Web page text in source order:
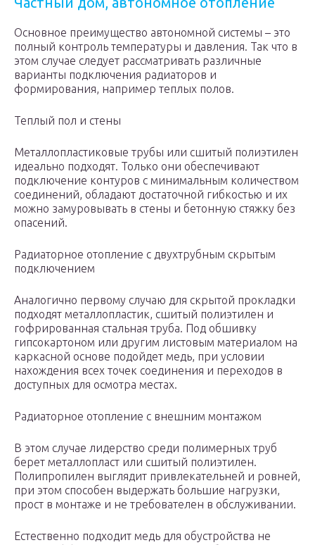
Основное преимущество автономной системы – это
полный контроль температуры и давления. Так что в
этом случае следует рассматривать различные
варианты подключения радиаторов и
формирования, например теплых полов.
Теплый пол и стены
Металлопластиковые трубы или сшитый полиэтилен
идеально подходят. Только они обеспечивают
подключение контуров с минимальным количеством
соединений, обладают достаточной гибкостью и их
можно замуровывать в стены и бетонную стяжку без
опасений.
Радиаторное отопление с двухтрубным скрытым
подключением
Аналогично первому случаю для скрытой прокладки
подходят металлопластик, сшитый полиэтилен и
гофрированная стальная труба. Под обшивку
гипсокартоном или другим листовым материалом на
каркасной основе подойдет медь, при условии
нахождения всех точек соединения и переходов в
доступных для осмотра местах.
Радиаторное отопление с внешним монтажом
В этом случае лидерство среди полимерных труб
берет металлопласт или сшитый полиэтилен.
Полипропилен выглядит привлекательней и ровней,
при этом способен выдержать большие нагрузки,
прост в монтаже и не требователен в обслуживании.
Естественно подходит медь для обустройства не